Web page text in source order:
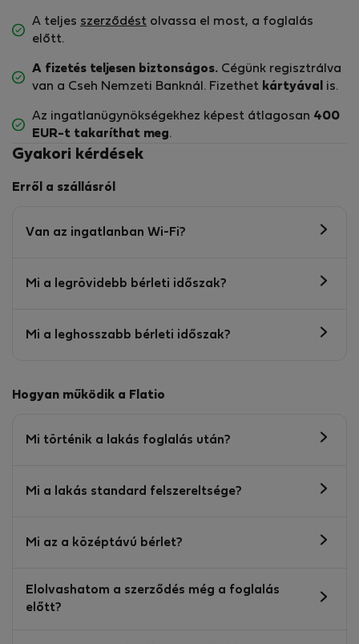
A teljes szerződést olvassa el most, a foglalás
előtt.
A fizetés teljesen biztonságos. Cégünk regisztrálva
van a Cseh Nemzeti Banknál. Fizethet kártyával is.
Az ingatlanügynökségekhez képest átlagosan 400
EUR-t takaríthat meg.
Gyakori kérdések
Erről a szállásról
Van az ingatlanban Wi-Fi?
Mi a legrövidebb bérleti időszak?
Mi a leghosszabb bérleti időszak?
Hogyan működik a Flatio
Mi történik a lakás foglalás után?
Mi a lakás standard felszereltsége?
Mi az a középtávú bérlet?
Elolvashatom a szerződés még a foglalás
előtt?